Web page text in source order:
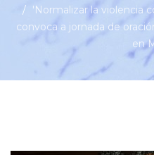
'Normalizar la violencia
convoca a jornada de
en